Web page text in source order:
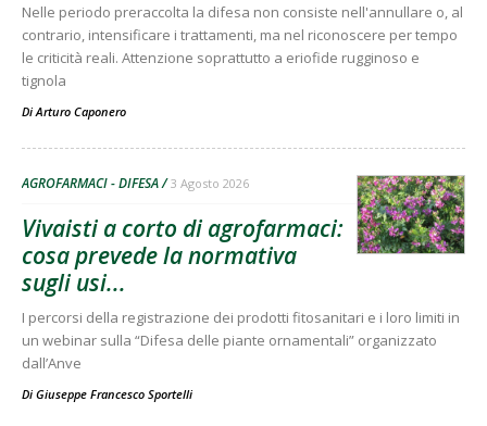
Nelle periodo preraccolta la difesa non consiste nell'annullare o, al
contrario, intensificare i trattamenti, ma nel riconoscere per tempo
le criticità reali. Attenzione soprattutto a eriofide rugginoso e
tignola
Di Arturo Caponero
AGROFARMACI - DIFESA 3 Agosto 2026
Vivaisti a corto di agrofarmaci:
cosa prevede la normativa
sugli usi...
I percorsi della registrazione dei prodotti fitosanitari e i loro limiti in
un webinar sulla “Difesa delle piante ornamentali” organizzato
dall’Anve
Di Giuseppe Francesco Sportelli